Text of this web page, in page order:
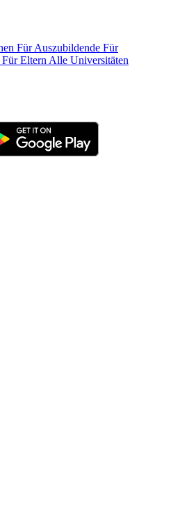
Für Auszubildende Für
Für Eltern Alle Universitäten